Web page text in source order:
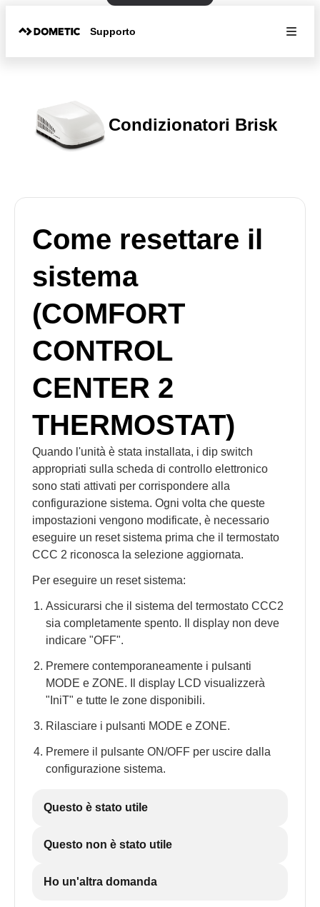
Supporto
Condizionatori Brisk
Come resettare il
sistema
(COMFORT
CONTROL
CENTER 2
THERMOSTAT)
Quando l'unità è stata installata, i dip switch
appropriati sulla scheda di controllo elettronico
sono stati attivati per corrispondere alla
configurazione sistema. Ogni volta che queste
impostazioni vengono modificate, è necessario
eseguire un reset sistema prima che il termostato
CCC 2 riconosca la selezione aggiornata.
Per eseguire un reset sistema:
Assicurarsi che il sistema del termostato CCC2
sia completamente spento. Il display non deve
indicare "OFF".
Premere contemporaneamente i pulsanti
MODE e ZONE. Il display LCD visualizzerà
"IniT" e tutte le zone disponibili.
Rilasciare i pulsanti MODE e ZONE.
Premere il pulsante ON/OFF per uscire dalla
configurazione sistema.
Questo è stato utile
Questo non è stato utile
Ho un'altra domanda